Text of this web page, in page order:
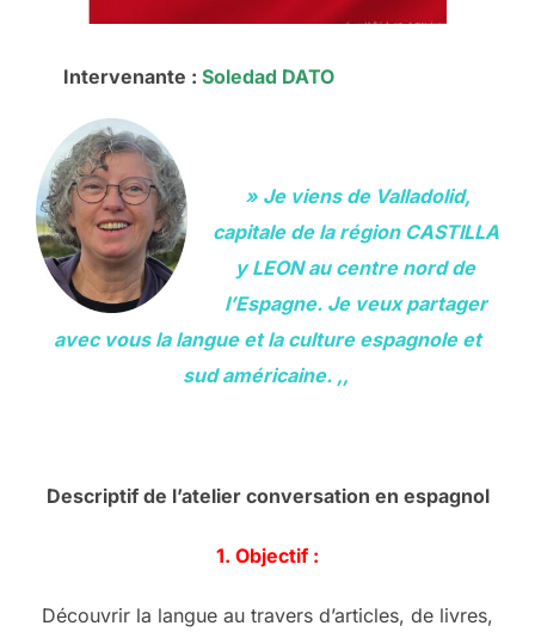
Intervenante : Soledad DATO
» Je viens de Valladolid,
capitale de la région CASTILLA
y LEON au centre nord de
l’Espagne. Je veux partager
avec vous la langue et la culture espagnole et
sud américaine. ,,
Descriptif de l’atelier conversation en espagnol
1. Objectif :
Découvrir la langue au travers d’articles, de livres,